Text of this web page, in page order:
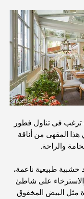
Dubai Vision
مزيج مثالي من المذاق
2026
تذوق إيطاليا في قلب
ترغب في تناول فطور
المقهى من أناقة
والراحة.
خشبية طبيعية ناعمة،
على شاطئ
مثل البيض المخفوق